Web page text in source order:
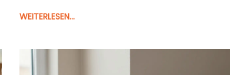
WEITERLESEN...